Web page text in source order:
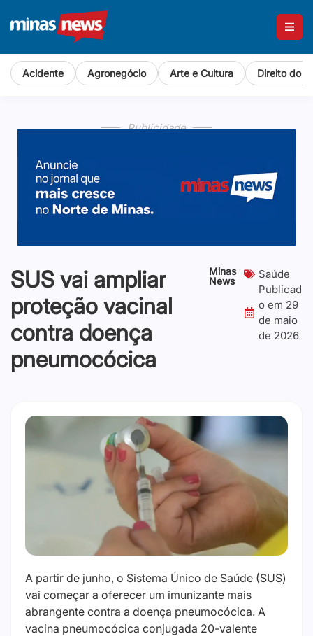
Acidente Agronegócio Arte e Cultura Direito do
Publicidade
Minas
News
Saúde
Publicad
o em 29
de maio
de 2026
SUS vai ampliar
proteção vacinal
contra doença
pneumocócica
A partir de junho, o Sistema Único de Saúde (SUS)
vai começar a oferecer um imunizante mais
abrangente contra a doença pneumocócica. A
vacina pneumocócica conjugada 20-valente